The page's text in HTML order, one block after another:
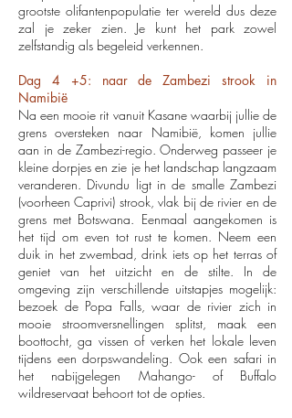
grootste olifantenpopulatie ter wereld dus deze
zal je zeker zien. Je kunt het park zowel
zelfstandig als begeleid verkennen.
Dag 4 +5: naar de Zambezi strook in
Namibië
Na een mooie rit vanuit Kasane waarbij jullie de
grens oversteken naar Namibië, komen jullie
aan in de Zambezi-regio.Onderweg passeer je
kleine dorpjes en zie je het landschap langzaam
veranderen. Divundu ligt in de smalle Zambezi
(voorheen Caprivi) strook, vlak bij de rivier en de
grens met Botswana. Eenmaal aangekomen is
het tijd om even tot rust te komen. Neem een
duik in het zwembad, drink iets op het terras of
geniet van het uitzicht en de stilte. In de
omgeving zijn verschillende uitstapjes mogelijk:
bezoek de Popa Falls, waar de rivier zich in
mooie stroomversnellingen splitst, maak een
boottocht, ga vissen of verken het lokale leven
tijdens een dorpswandeling. Ook een safari in
het nabijgelegen Mahango- of Buffalo
wildreservaat behoort tot de opties.